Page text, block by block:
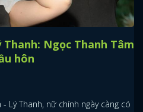
Thanh: Ngọc Thanh Tâm
hôn
Lý Thanh, nữ chính ngày càng có